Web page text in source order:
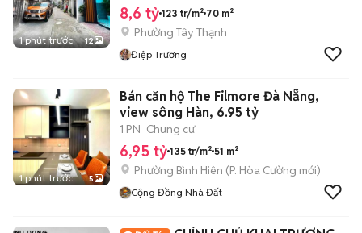
1 phút trước 12
8,6 tỷ 123 tr/m² 70 m²
Phường Tây Thạnh
Điệp Trương
1 phút trước 5
Bán căn hộ The Filmore Đà Nẵng,
view sông Hàn, 6.95 tỷ
1 PN Chung cư
6,95 tỷ 135 tr/m² 51 m²
Phường Bình Hiên (P. Hòa Cường mới)
Cộng Đồng Nhà Đất